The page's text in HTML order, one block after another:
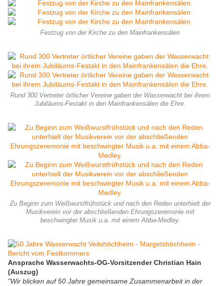
Festzug von der Kirche zu den Mainfrankensälen
Rund 300 Vertreter örtlicher Vereine gaben der Wasserwacht bei ihrem
Jubiläums-Festakt in den Mainfrankensälen die Ehre.
Zu Beginn zum Weißwurstfrühstück und nach den Reden unterhielt der
Musikverein vor der abschließenden Ehrungszeremonie mit
beschwingter Musik u.a. mit einem Abba-Medley.
Ansprache Wasserwachts-OG-Vorsitzender Christian Hain
(Auszug)
"Wir blicken auf 50 Jahre gemeinsame Zusammenarbeit in der